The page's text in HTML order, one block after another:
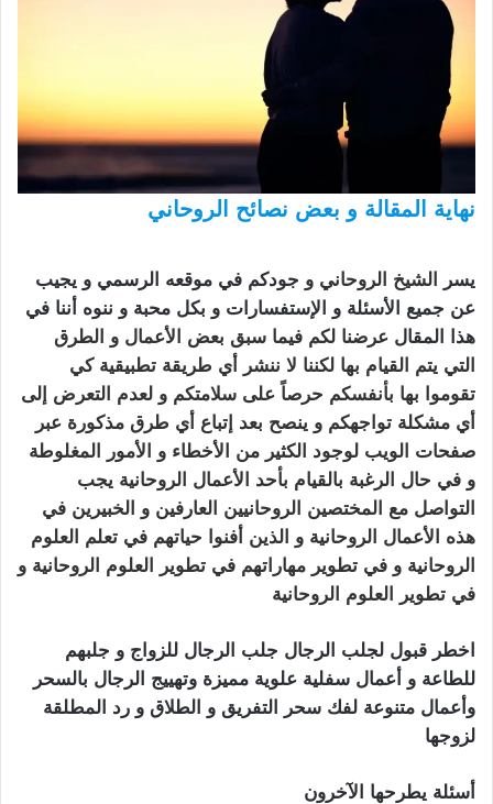
نهاية المقالة و بعض نصائح الروحاني
يسر الشيخ الروحاني و جودكم في موقعه الرسمي و يجيب
عن جميع الأسئلة و الإستفسارات و بكل محبة و ننوه أننا في
هذا المقال عرضنا لكم فيما سبق بعض الأعمال و الطرق
التي يتم القيام بها لكننا لا ننشر أي طريقة تطبيقية كي
تقوموا بها بأنفسكم حرصاً على سلامتكم و لعدم التعرض إلى
أي مشكلة تواجهكم و ينصح بعد إتباع أي طرق مذكورة عبر
صفحات الويب لوجود الكثير من الأخطاء و الأمور المغلوطة
و في حال الرغبة بالقيام بأحد الأعمال الروحانية يجب
التواصل مع المختصين الروحانيين العارفين و الخبيرين في
هذه الأعمال الروحانية و الذين أفنوا حياتهم في تعلم العلوم
الروحانية و في تطوير مهاراتهم في تطوير العلوم الروحانية و
في تطوير العلوم الروحانية
اخطر قبول لجلب الرجال جلب الرجال للزواج و جلبهم
للطاعة و أعمال سفلية علوية مميزة وتهييج الرجال بالسحر
وأعمال متنوعة لفك سحر التفريق و الطلاق و رد المطلقة
لزوجها
أسئلة يطرحها الآخرون